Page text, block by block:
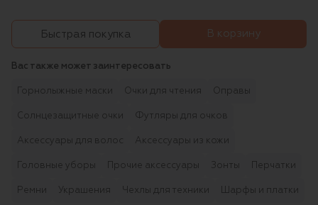
Быстрая покупка В корзину
Вас также может заинтересовать
Горнолыжные маски Очки для чтения Оправы
Солнцезащитные очки Футляры для очков
Аксессуары для волос Аксессуары из кожи
Головные уборы Прочие аксессуары Зонты Перчатки
Ремни Украшения Чехлы для техники Шарфы и платки